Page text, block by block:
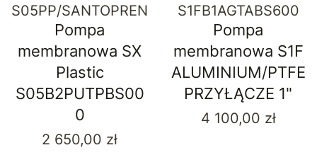
S05PP/SANTOPREN
Pompa
membranowa SX
Plastic
S05B2PUTPBS00
0
Cena
2 650,00 zł
S1FB1AGTABS600
Pompa
membranowa S1F
ALUMINIUM/PTFE
PRZYŁĄCZE 1"
Cena
4 100,00 zł